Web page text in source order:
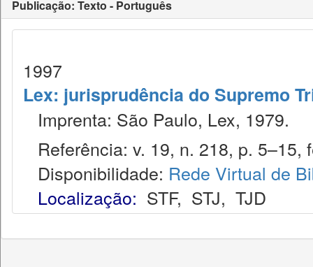
Publicação: Texto - Português
1997
Lex: jurisprudência do Supremo
Imprenta: São Paulo, Lex, 1979.
Referência: v. 19, n. 218, p. 5–15,
Disponibilidade: Rede Virtual de
Localização: STF, STJ, TJD